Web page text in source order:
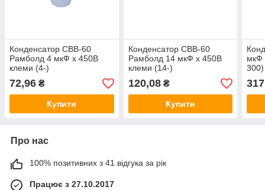
Конденсатор СВВ-60
Рамболд 4 мкФ x 450В
клеми (4-)
72,96 ₴
Купити
Конденсатор СВВ-60
Рамболд 14 мкФ x 450В
клеми (14-)
120,08₴
Купити
мкФ
300)
Про нас
100% позитивних з 41 відгука за рік
Працює з 27.10.2017